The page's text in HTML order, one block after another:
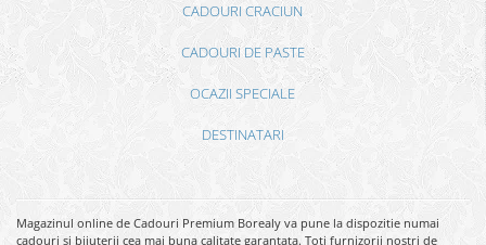
CADOURI CRACIUN
CADOURI DE PASTE
OCAZII SPECIALE
DESTINATARI
Magazinul online de Cadouri Premium Borealy va pune la dispozitie numai
cadouri si bijuterii cea mai buna calitate garantata. Toti furnizorii nostri de